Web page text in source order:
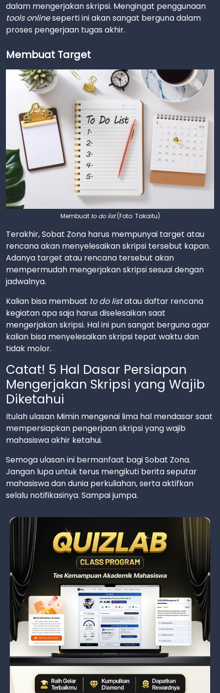
dalam mengerjakan skripsi. Mengingat penggunaan
tools onlineseperti ini akan sangat berguna dalam
proses pengerjaan tugas akhir.
Membuat Target
Membuat to do list(Foto: Takaitu)
Terakhir, Sobat Zona harus mempunyai target atau
rencana akan menyelesaikan skripsi tersebut kapan.
Adanya target atau rencana tersebut akan
mempermudah mengerjakan skripsi sesuai dengan
jadwalnya.
Kalian bisa membuat to do listatau daftar rencana
kegiatan apa saja harus diselesaikan saat
mengerjakan skripsi. Hal ini pun sangat berguna agar
kalian bisa menyelesaikan skripsi tepat waktu dan
tidak molor.
Catat! 5 Hal Dasar Persiapan
Mengerjakan Skripsi yang Wajib
Diketahui
Itulah ulasan Mimin mengenai lima hal mendasar saat
mempersiapkan pengerjaan skripsi yang wajib
mahasiswa akhir ketahui.
Semoga ulasan ini bermanfaat bagi Sobat Zona.
Jangan lupa untuk terus mengikuti berita seputar
mahasiswa dan dunia perkuliahan, serta aktifkan
selalu notifikasinya. Sampai jumpa.